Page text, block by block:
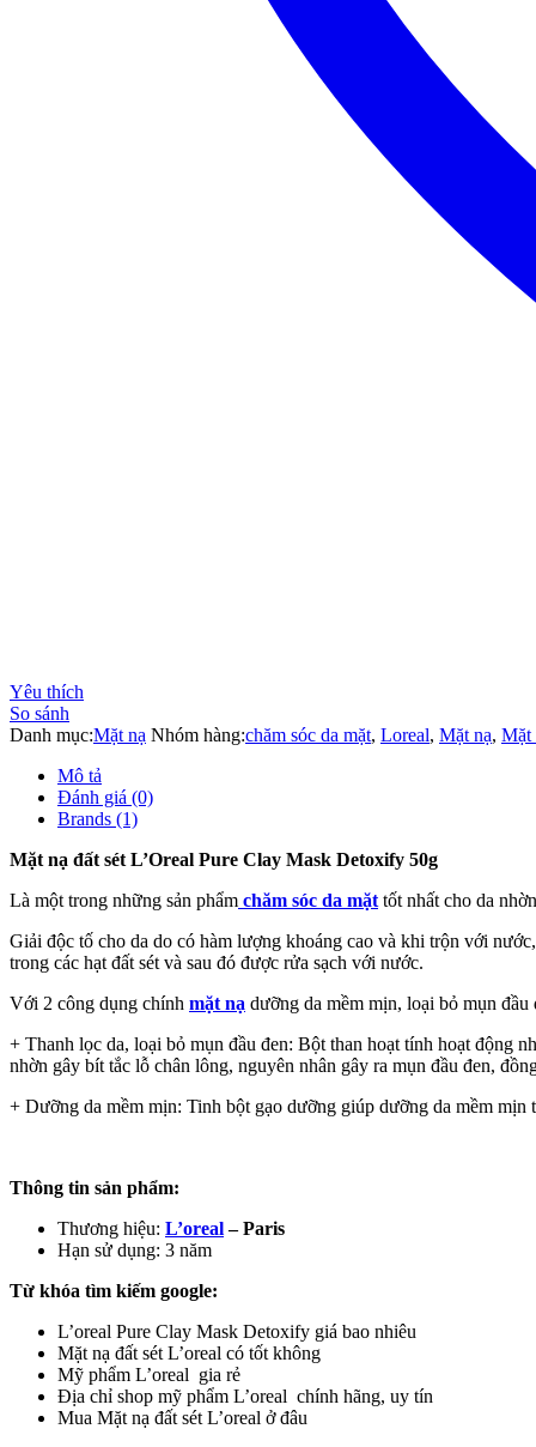
Yêu thích
So sánh
Danh mục:Mặt nạ Nhóm hàng:chăm sóc da mặt, Loreal, Mặt nạ, Mặt
Mô tả
Đánh giá (0)
Brands (1)
Mặt nạ đất sét L’Oreal Pure Clay Mask Detoxify 50g
Là một trong những sản phẩm chăm sóc da mặt tốt nhất cho da
Giải độc tố cho da do có hàm lượng khoáng cao và khi trộn với
trong các hạt đất sét và sau đó được rửa sạch với nước.
Với 2 công dụng chính mặt nạ dưỡng da mềm mịn, loại bỏ mụn đầu
+ Thanh lọc da, loại bỏ mụn đầu đen: Bột than hoạt tính hoạt động
nhờn gây bít tắc lỗ chân lông, nguyên nhân gây ra mụn đầu đen,
+ Dưỡng da mềm mịn: Tinh bột gạo dưỡng giúp dưỡng da mềm mịn
Thông tin sản phẩm:
Thương hiệu: L’oreal– Paris
Hạn sử dụng: 3 năm
Từ khóa tìm kiếm google:
L’oreal Pure Clay Mask Detoxify giá bao nhiêu
Mặt nạ đất sét L’oreal có tốt không
Mỹ phẩm L’oreal gia rẻ
Địa chỉ shop mỹ phẩm L’oreal chính hãng, uy tín
Mua Mặt nạ đất sét L’oreal ở đâu